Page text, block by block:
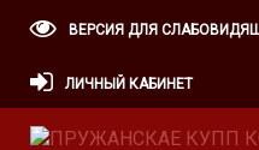
ВЕРСИЯ ДЛЯ
ЛИЧНЫЙ КАБИНЕТ